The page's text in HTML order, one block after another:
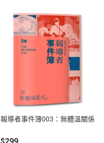
報導者事件簿003：無體溫關係
$299